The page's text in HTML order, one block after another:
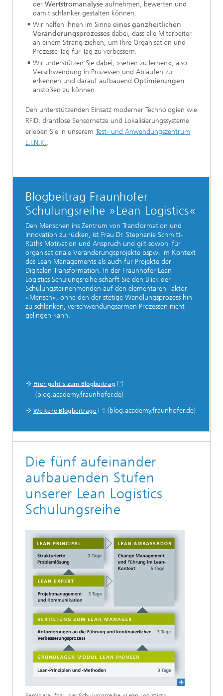
der Wertstromanalyse aufnehmen, bewerten und
damit schlanker gestalten können.
Wir helfen Ihnen im Sinne eines ganzheitlichen
Veränderungsprozesses dabei, dass alle Mitarbeiter
an einem Strang ziehen, um Ihre Organisation und
Prozesse Tag für Tag zu verbessern.
Wir unterstützen Sie dabei, »sehen zu lernen«, also
Verschwendung in Prozessen und Abläufen zu
erkennen und darauf aufbauend Optimierungen
anstoßen zu können.
Den unterstützenden Einsatz moderner Technologien wie
RFID, drahtlose Sensornetze und Lokalisierungssysteme
erleben Sie in unserem Test- und Anwendungszentrum
L.I.N.K..
Blogbeitrag Fraunhofer
Schulungsreihe »Lean Logistics«
Den Menschen ins Zentrum von Transformation und
Innovation zu rücken, ist Frau Dr. Stephanie Schmitt-
Rüths Motivation und Anspruch und gilt sowohl für
organisationale Veränderungsprojekte bspw. im Kontext
des Lean Managements als auch für Projekte der
Digitalen Transformation. In der Fraunhofer Lean
Logistics Schulungsreihe schärft Sie den Blick der
Schulungsteilnehmenden auf den elementaren Faktor
»Mensch«, ohne den der stetige Wandlungsprozess hin
zu schlanken, verschwendungsarmen Prozessen nicht
gelingen kann.
Hier geht's zum Blogbeitrag
(blog.academy.fraunhofer.de)
Weitere Blogbeiträge (blog.academy.fraunhofer.de)
Die fünf aufeinander
aufbauenden Stufen
unserer Lean Logistics
Schulungsreihe